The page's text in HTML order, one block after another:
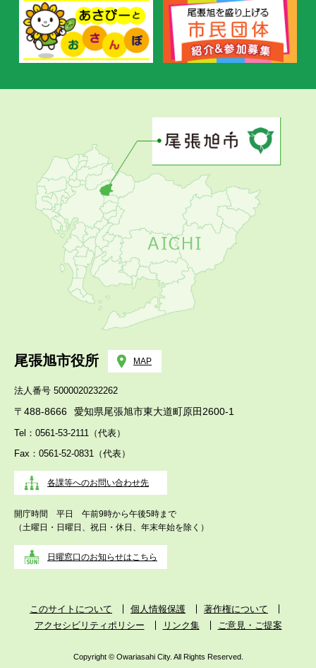
尾張旭市役所 MAP
法人番号 5000020232262
〒488-8666 愛知県尾張旭市東大道町原田2600-1
Tel：0561-53-2111（代表）
Fax：0561-52-0831（代表）
各課等へのお問い合わせ先
開庁時間 平日 午前9時から午後5時まで
（土曜日・日曜日、祝日・休日、年末年始を除く）
日曜窓口のお知らせはこちら
このサイトについて 個人情報保護
著作権について
アクセシビリティポリシー
リンク集 ご意見・ご提案
Copyright © Owariasahi City. All Rights Reserved.